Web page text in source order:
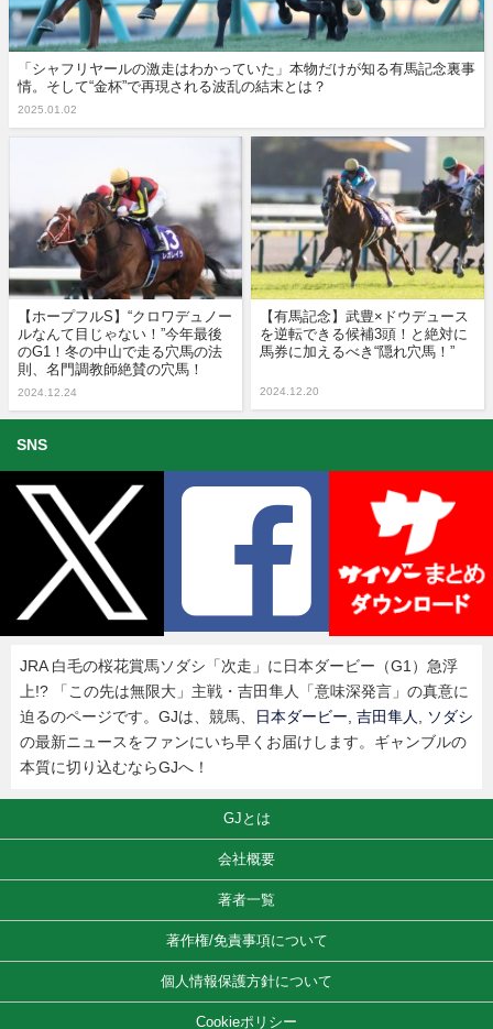
「シャフリヤールの激走はわかっていた」本物だけが知る有馬記念裏事
情。そして“金杯”で再現される波乱の結末とは？
2025.01.02
【ホープフルS】“クロワデュノー
ルなんて目じゃない！”今年最後
のG1！冬の中山で走る穴馬の法
則、名門調教師絶賛の穴馬！
2024.12.24
【有馬記念】武豊×ドウデュース
を逆転できる候補3頭！と絶対に
馬券に加えるべき“隠れ穴馬！”
2024.12.20
SNS
JRA 白毛の桜花賞馬ソダシ「次走」に日本ダービー（G1）急浮
上!? 「この先は無限大」主戦・吉田隼人「意味深発言」の真意に
迫るのページです。GJは、競馬、
日本ダービー 吉田隼人
ソダシ
の最新ニュースをファンにいち早くお届けします。ギャンブルの
本質に切り込むならGJへ！
GJとは
会社概要
著者一覧
著作権/免責事項について
個人情報保護方針について
Cookieポリシー